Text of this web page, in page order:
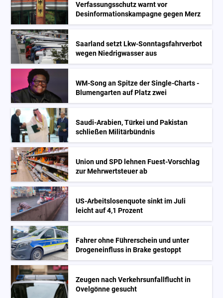
Verfassungsschutz warnt vor
Desinformationskampagne gegen Merz
Saarland setzt Lkw-Sonntagsfahrverbot
wegen Niedrigwasser aus
WM-Song an Spitze der Single-Charts -
Blumengarten auf Platz zwei
Saudi-Arabien, Türkei und Pakistan
schließen Militärbündnis
Union und SPD lehnen Fuest-Vorschlag
zur Mehrwertsteuer ab
US-Arbeitslosenquote sinkt im Juli
leicht auf 4,1 Prozent
Fahrer ohne Führerschein und unter
Drogeneinfluss in Brake gestoppt
Zeugen nach Verkehrsunfallflucht in
Ovelgönne gesucht